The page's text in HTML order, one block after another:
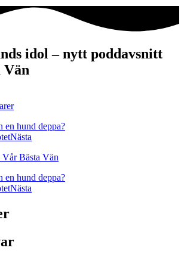
idol – nytt poddavsnitt
Vän
en hund deppa?
Nästa
Bästa Vän
en hund deppa?
Nästa